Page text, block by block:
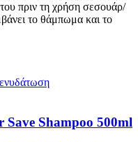
πριν τη χρήση σεσουάρ/
το θάμπωμα και το
Shampoo 500ml